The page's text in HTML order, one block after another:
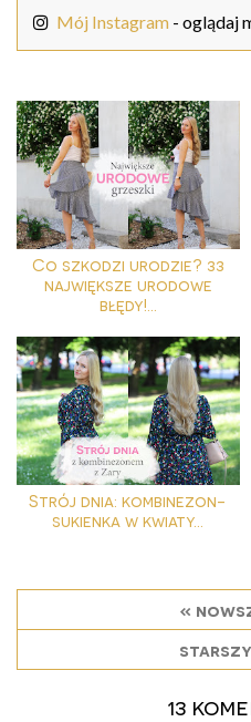
Mój Instagram - oglądaj
Co szkodzi urodzie? 33
największe urodowe
błędy!...
Strój dnia: kombinezon-
sukienka w kwiaty...
«
13